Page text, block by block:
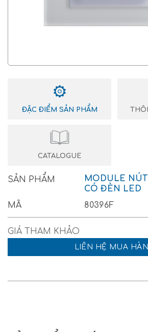
ĐẶC ĐIỂM SẢN PHẨM
CATALOGUE
SẢN PHẨM
MODULE
CÓ ĐÈN LED
MÃ
80396F
LIÊN HỆ MUA